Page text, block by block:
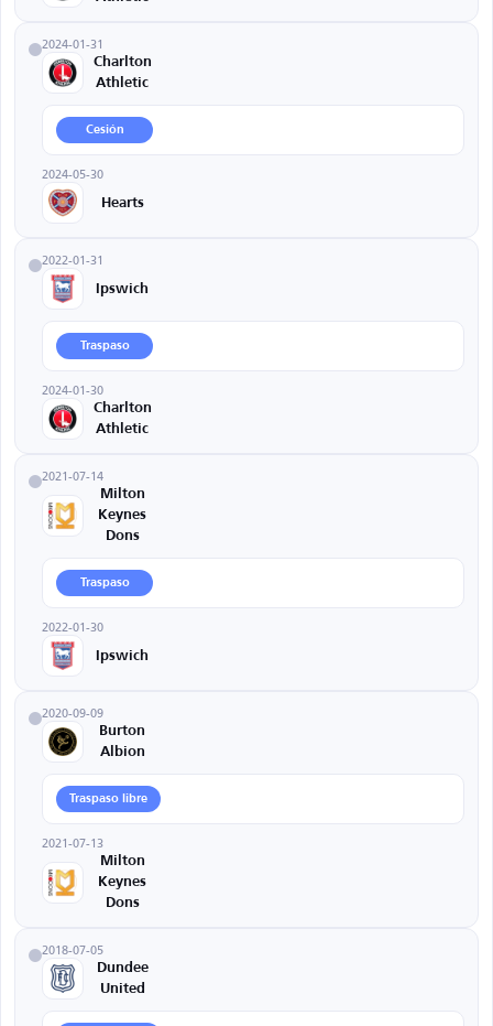
2024-01-31
Charlton
Athletic
Cesión
2024-05-30
Hearts
2022-01-31
Ipswich
Traspaso
2024-01-30
Charlton
Athletic
2021-07-14
Milton
Keynes
Dons
Traspaso
2022-01-30
Ipswich
2020-09-09
Burton
Albion
Traspaso libre
2021-07-13
Milton
Keynes
Dons
2018-07-05
Dundee
United